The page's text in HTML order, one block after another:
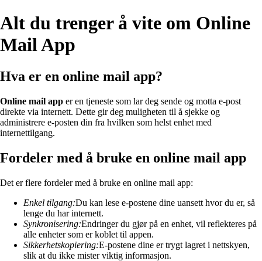
Alt du trenger å vite om Online
Mail App
Hva er en online mail app?
Online mail app er en tjeneste som lar deg sende og motta e-post
direkte via internett. Dette gir deg muligheten til å sjekke og
administrere e-posten din fra hvilken som helst enhet med
internettilgang.
Fordeler med å bruke en online mail app
Det er flere fordeler med å bruke en online mail app:
Enkel tilgang:Du kan lese e-postene dine uansett hvor du er, så
lenge du har internett.
Synkronisering:Endringer du gjør på en enhet, vil reflekteres på
alle enheter som er koblet til appen.
Sikkerhetskopiering:E-postene dine er trygt lagret i nettskyen,
slik at du ikke mister viktig informasjon.